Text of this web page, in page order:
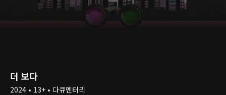
더 보다
2024 • 13+ • 다큐멘터리